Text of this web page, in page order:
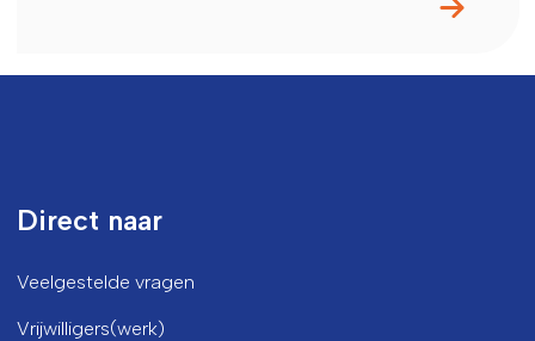
Direct naar
Veelgestelde vragen
Vrijwilligers(werk)